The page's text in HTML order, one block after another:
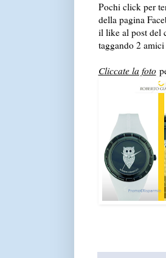
Pochi click per
della pagina
il like al post del
taggando 2
Cliccate la foto